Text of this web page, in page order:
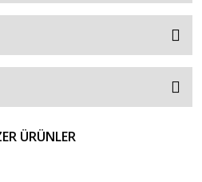
ÜRÜNLER